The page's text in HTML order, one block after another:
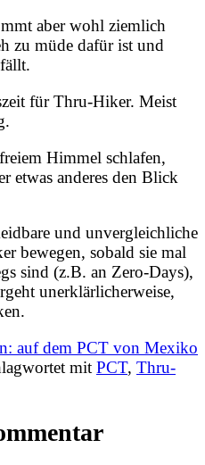
aber wohl ziemlich
zu müde dafür ist und
für Thru-Hiker. Meist
Himmel schlafen,
etwas anderes den Blick
und unvergleichliche
bewegen, sobald sie mal
sind (z.B. an Zero-Days),
unerklärlicherweise,
auf dem PCT von Mexiko
mit PCT, Thru-